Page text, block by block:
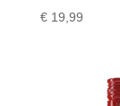
€19,99